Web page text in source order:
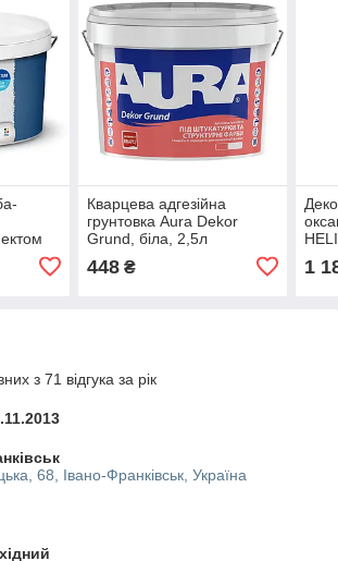
Decor
2л
Кварцева адгезійна
грунтовка Aura Dekor
Grund, біла, 2,5л
448₴ 1
з 71 відгука за рік
68, Івано-Франківськ, Україна